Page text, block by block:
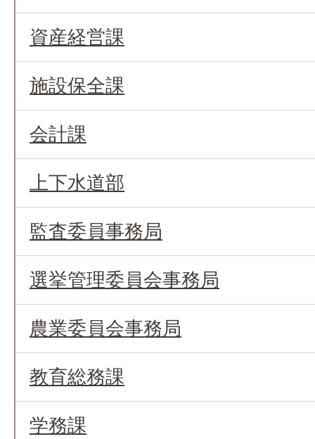
資産経営課
施設保全課
会計課
上下水道部
監査委員事務局
選挙管理委員会事務局
農業委員会事務局
教育総務課
学務課